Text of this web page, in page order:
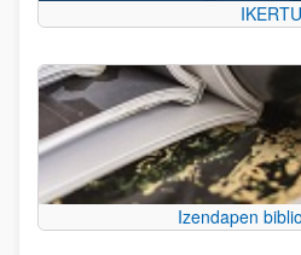
IKERTU
Izendapen